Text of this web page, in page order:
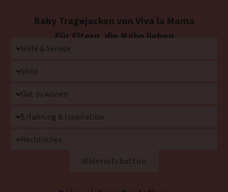
Baby Tragejacken von Viva la Mama
Für Eltern, die Nähe lieben
Hilfe & Service
Shop
Gut zu wissen
Erfahrung & Inspiration
Rechtliches
Widerrufsbutton